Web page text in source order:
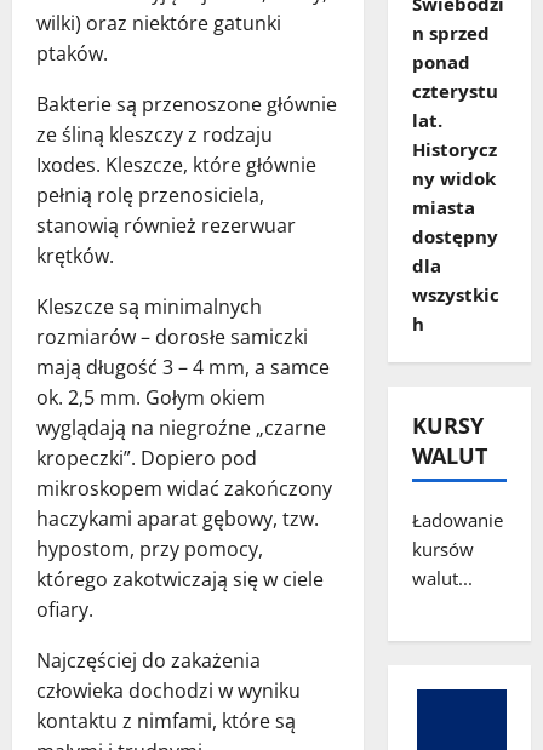
wilki) oraz niektóre gatunki
ptaków.
Bakterie są przenoszone głównie
ze śliną kleszczy z rodzaju
Ixodes. Kleszcze, które głównie
pełnią rolę przenosiciela,
stanowią również rezerwuar
krętków.
Kleszcze są minimalnych
rozmiarów – dorosłe samiczki
mają długość 3 – 4 mm, a samce
ok. 2,5 mm. Gołym okiem
wyglądają na niegroźne „czarne
kropeczki”. Dopiero pod
mikroskopem widać zakończony
haczykami aparat gębowy, tzw.
hypostom, przy pomocy,
którego zakotwiczają się w ciele
ofiary.
Najczęściej do zakażenia
człowieka dochodzi w wyniku
kontaktu z nimfami, które są
n sprzed
ponad
czterystu
lat.
Historycz
ny widok
miasta
dostępny
dla
wszystkic
h
KURSY
WALUT
Ładowanie
kursów
walut...